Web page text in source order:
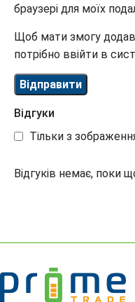
Відгуки
Тільки з
Відгуків немає, поки
браузері для моїх
Щоб мати змогу
потрібно ввійти в